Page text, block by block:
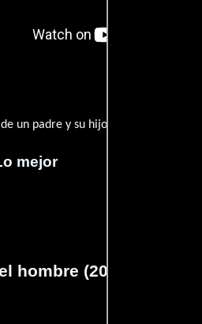
un padre y su hijo a través de un
mejor
hombre (2006)